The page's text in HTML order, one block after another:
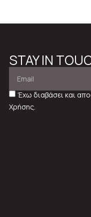
STAY IN
Έχω διαβάσει και
Χρήσης.